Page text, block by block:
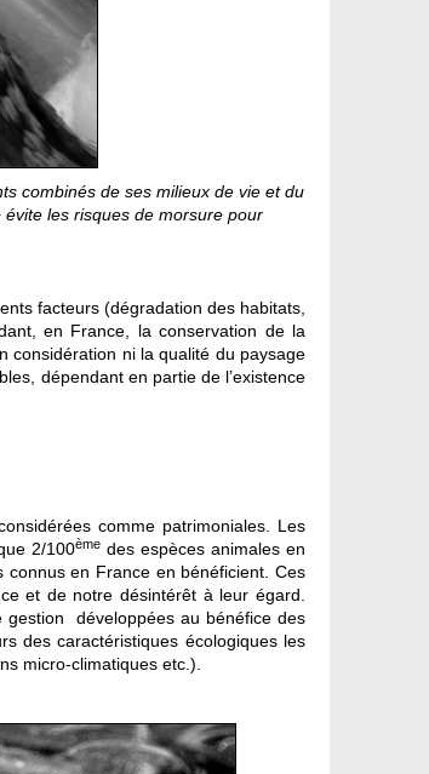
combinés de ses milieux de vie et du
les risques de morsure pour
facteurs (dégradation des habitats,
en France, la conservation de la
considération ni la qualité du paysage
dépendant en partie de l’existence
comme patrimoniales. Les
2/100ème des espèces animales en
connus en France en bénéficient. Ces
et de notre désintérêt à leur égard.
gestion développées au bénéfice des
des caractéristiques écologiques les
micro-climatiques etc.).